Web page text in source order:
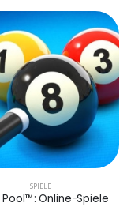
SPIELE
Pool™: Online-Spiele